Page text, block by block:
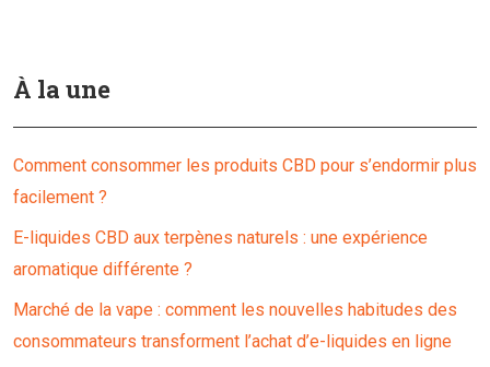
À la une
Comment consommer les produits CBD pour s’endormir plus
facilement ?
E-liquides CBD aux terpènes naturels : une expérience
aromatique différente ?
Marché de la vape : comment les nouvelles habitudes des
consommateurs transforment l’achat d’e-liquides en ligne